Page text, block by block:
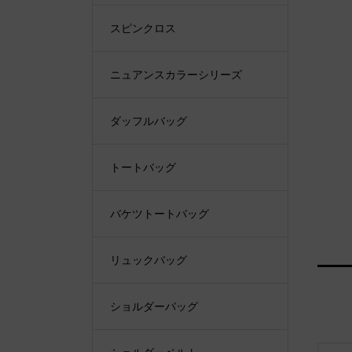
スピンクロス
ニュアンスカラーシリーズ
ダッフルバッグ
トートバッグ
バケツトートバッグ
リュックバッグ
ショルダーバッグ